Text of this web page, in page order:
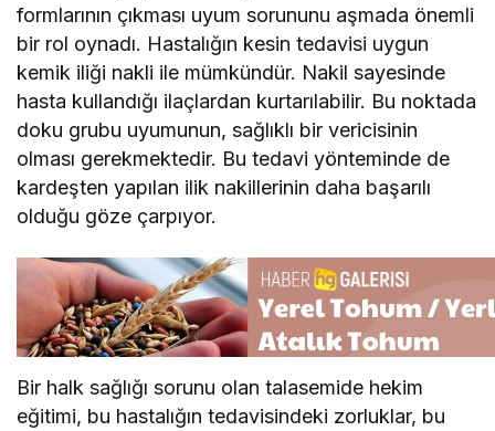
formlarının çıkması uyum sorununu aşmada önemli
bir rol oynadı. Hastalığın kesin tedavisi uygun
kemik iliği nakli ile mümkündür. Nakil sayesinde
hasta kullandığı ilaçlardan kurtarılabilir. Bu noktada
doku grubu uyumunun, sağlıklı bir vericisinin
olması gerekmektedir. Bu tedavi yönteminde de
kardeşten yapılan ilik nakillerinin daha başarılı
olduğu göze çarpıyor.
Bir halk sağlığı sorunu olan talasemide hekim
eğitimi, bu hastalığın tedavisindeki zorluklar, bu